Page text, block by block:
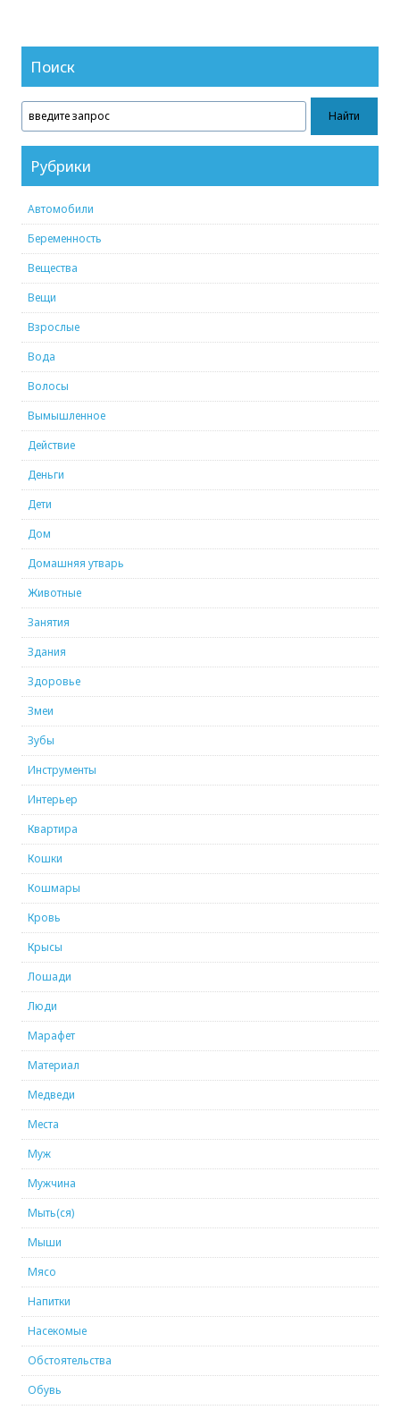
Поиск
Рубрики
Автомобили
Беременность
Вещества
Вещи
Взрослые
Вода
Волосы
Вымышленное
Действие
Деньги
Дети
Дом
Домашняя утварь
Животные
Занятия
Здания
Здоровье
Змеи
Зубы
Инструменты
Интерьер
Квартира
Кошки
Кошмары
Кровь
Крысы
Лошади
Люди
Марафет
Материал
Медведи
Места
Муж
Мужчина
Мыть(ся)
Мыши
Мясо
Напитки
Насекомые
Обстоятельства
Обувь